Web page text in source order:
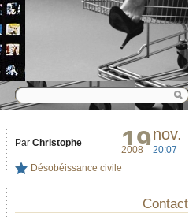
19nov.
2008 20:07
Par Christophe
Désobéissance civile
Contact